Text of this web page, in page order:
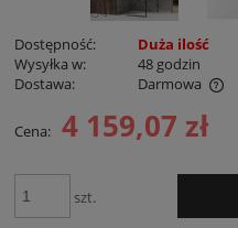
Dostępność:
Duża ilość
Wysyłka w:
48 godzin
Dostawa:
Darmowa
Cena: 4 159,07 zł
szt.